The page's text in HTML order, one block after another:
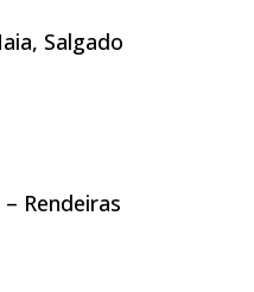
Salgado
Rendeiras